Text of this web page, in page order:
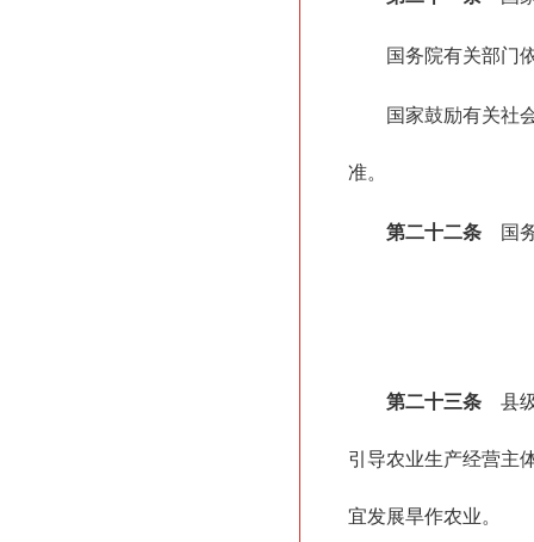
国务院有关部门
国家鼓励有关社
准。
第二十二条 国
第二十三条 县
引导农业生产经营主
宜发展旱作农业。